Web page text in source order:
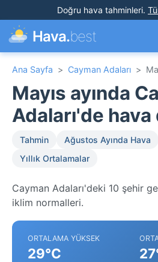
Doğru hava tahminleri.
Hava.best
Ana Sayfa > Cayman Adaları >
Mayıs ayında
Adaları'de
Tahmin Ağustos Ayında Hava
Yıllık Ortalamalar
Cayman Adaları'deki 10 şehir
iklim normalleri.
ORTALAMA YÜKSEK
29°C